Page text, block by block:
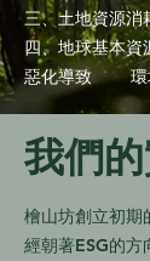
三、土地資源消
四、地球基本資
惡化導致 環
我們
檜山坊創立初期
經朝著ESG的方